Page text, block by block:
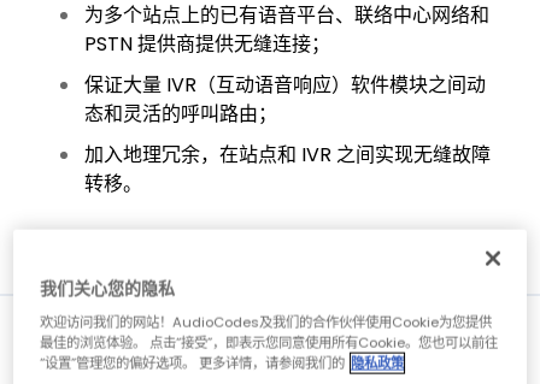
为多个站点上的已有语音平台、联络中心网络和
PSTN 提供商提供无缝连接；
保证大量 IVR（互动语音响应）软件模块之间动
态和灵活的呼叫路由；
加入地理冗余，在站点和 IVR 之间实现无缝故障
转移。
挑战
我们关心您的隐私
欢迎访问我们的网站！AudioCodes及我们的合作伙伴使用Cookie为您提供
最佳的浏览体验。 点击“接受”，即表示您同意使用所有Cookie。您也可以前往
“设置”管理您的偏好选项。 更多详情，请参阅我们的 隐私政策